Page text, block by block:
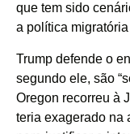
que tem sido
a política
Trump defende o
segundo ele, são
Oregon recorreu à
teria exagerado na